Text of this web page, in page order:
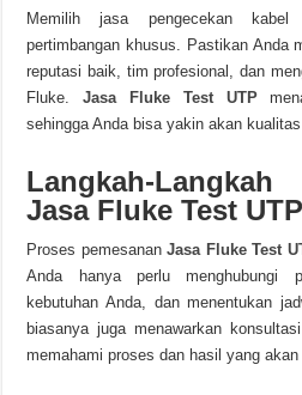
Memilih jasa pengecekan
pertimbangan khusus. Pastikan Anda
reputasi baik, tim profesional, dan
Fluke.Jasa Fluke Test UTP
sehingga Anda bisa yakin akan
Langkah-
Jasa Fluke Test UTP
Proses pemesanan Jasa Fluke Test
Anda hanya perlu menghubungi
kebutuhan Anda, dan menentukan
biasanya juga menawarkan
memahami proses dan hasil yang akan